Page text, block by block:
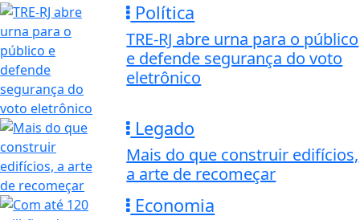
Política
TRE-RJ abre urna para o público
e defende segurança do voto
eletrônico
Legado
Mais do que construir edifícios,
a arte de recomeçar
Economia